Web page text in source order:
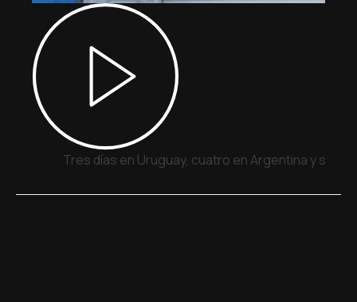
Tres días en Uruguay, cuatro en Argentina y